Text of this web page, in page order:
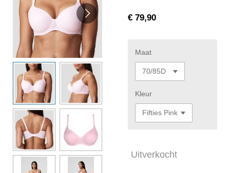
€ 79,90
Maat
Kleur
Uitverkocht